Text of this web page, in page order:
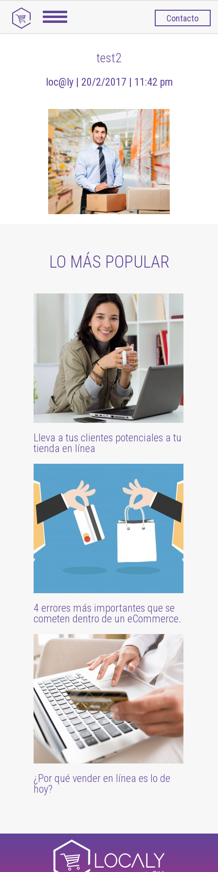
Contacto
test2
loc@ly | 20/2/2017 | 11:42 pm
LO MÁS POPULAR
Lleva a tus clientes potenciales a tu
tienda en línea
4 errores más importantes que se
cometen dentro de un eCommerce.
¿Por qué vender en línea es lo de
hoy?